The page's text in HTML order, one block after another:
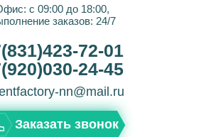
с 09:00 до 18:00,
заказов: 24/7
72-01
24-45
nn@mail.ru
Заказать звонок